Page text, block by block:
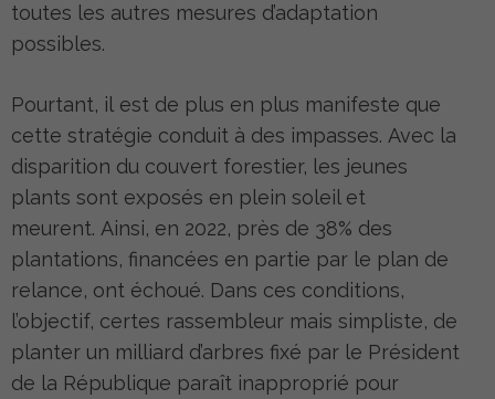
toutes les autres mesures d’adaptation
possibles.
Pourtant, il est de plus en plus manifeste que
cette stratégie conduit à des impasses. Avec la
disparition du couvert forestier, les jeunes
plants sont exposés en plein soleil et
meurent. Ainsi, en 2022, près de 38% des
plantations, financées en partie par le plan de
relance, ont échoué. Dans ces conditions,
l’objectif, certes rassembleur mais simpliste, de
planter un milliard d’arbres fixé par le Président
de la République paraît inapproprié pour